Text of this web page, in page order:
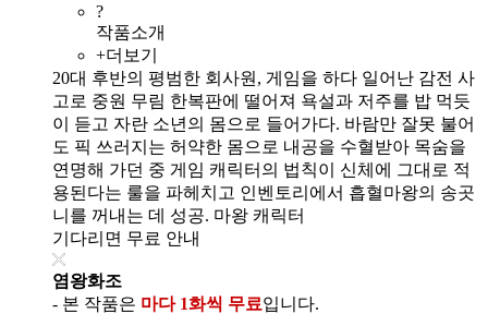
?
작품소개
+더보기
20대 후반의 평범한 회사원, 게임을 하다 일어난 감전 사
고로 중원 무림 한복판에 떨어져 욕설과 저주를 밥 먹듯
이 듣고 자란 소년의 몸으로 들어가다. 바람만 잘못 불어
도 픽 쓰러지는 허약한 몸으로 내공을 수혈받아 목숨을
연명해 가던 중 게임 캐릭터의 법칙이 신체에 그대로 적
용된다는 룰을 파헤치고 인벤토리에서 흡혈마왕의 송곳
니를 꺼내는 데 성공. 마왕 캐릭터
기다리면 무료 안내
염왕화조
- 본 작품은 마다 1화씩 무료입니다.